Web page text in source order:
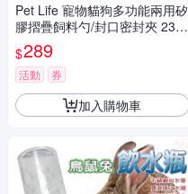
Pet Life 寵物貓狗多功能兩用矽
膠摺疊飼料勺/封口密封夾 237
ml
$289
活動 券
加入購物車